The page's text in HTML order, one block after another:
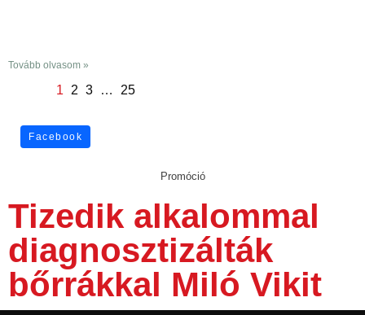
Tovább olvasom »
1 2 3 … 25
Facebook
Promóció
Tizedik alkalommal
diagnosztizálták
bőrrákkal Miló Vikit